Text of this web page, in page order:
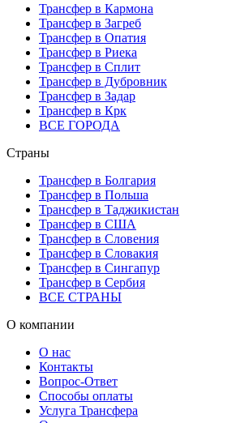
Трансфер в Кармона
Трансфер в Загреб
Трансфер в Опатия
Трансфер в Риека
Трансфер в Сплит
Трансфер в Дубровник
Трансфер в Задар
Трансфер в Крк
ВСЕ ГОРОДА
Страны
Трансфер в Болгария
Трансфер в Польша
Трансфер в Таджикистан
Трансфер в США
Трансфер в Словения
Трансфер в Словакия
Трансфер в Сингапур
Трансфер в Сербия
ВСЕ СТРАНЫ
О компании
О нас
Контакты
Вопрос-Ответ
Способы оплаты
Услуга Трансфера